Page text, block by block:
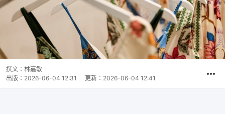
撰文： 林嘉敏
出版： 2026-06-04 12:31 更新： 2026-06-04 12:41